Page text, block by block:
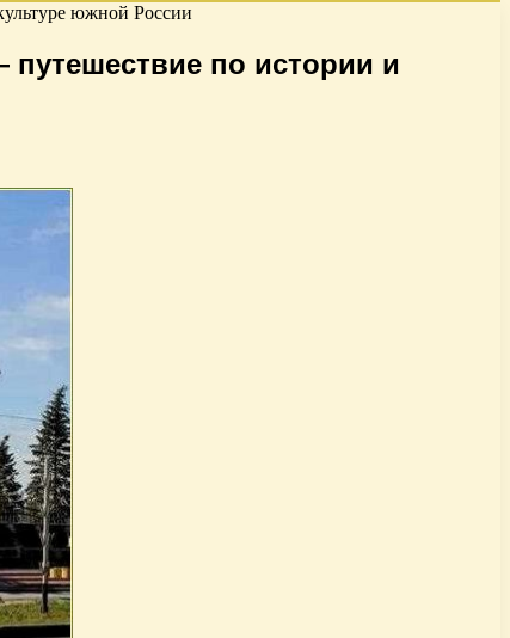
южной России
путешествие по истории и